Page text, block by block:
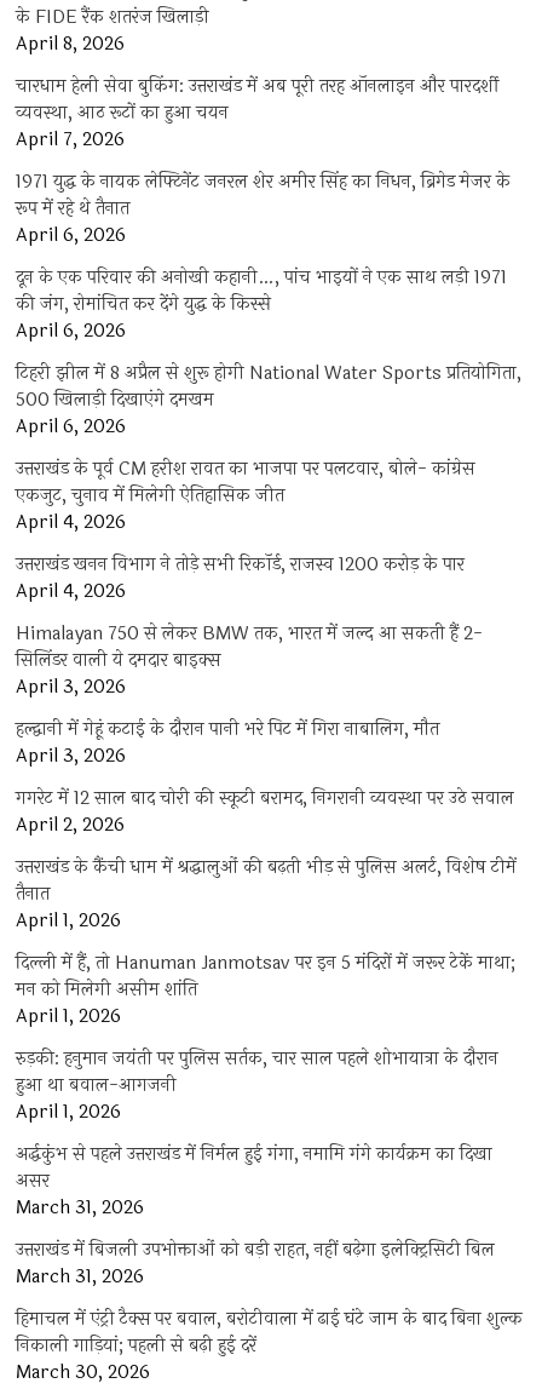
के FIDE रैंक शतरंज खिलाड़ी
April 8, 2026
चारधाम हेली सेवा बुकिंग: उत्तराखंड में अब पूरी तरह ऑनलाइन और पारदर्शी
व्यवस्था, आठ रूटों का हुआ चयन
April 7, 2026
1971 युद्ध के नायक लेफ्टिनेंट जनरल शेर अमीर सिंह का निधन, ब्रिगेड मेजर के
रूप में रहे थे तैनात
April 6, 2026
दून के एक परिवार की अनोखी कहानी…, पांच भाइयों ने एक साथ लड़ी 1971
की जंग, रोमांचित कर देंगे युद्ध के किस्से
April 6, 2026
टिहरी झील में 8 अप्रैल से शुरू होगी National Water Sports प्रतियोगिता,
500 खिलाड़ी दिखाएंगे दमखम
April 6, 2026
उत्तराखंड के पूर्व CM हरीश रावत का भाजपा पर पलटवार, बोले- कांग्रेस
एकजुट, चुनाव में मिलेगी ऐतिहासिक जीत
April 4, 2026
उत्तराखंड खनन विभाग ने तोड़े सभी रिकॉर्ड, राजस्व 1200 करोड़ के पार
April 4, 2026
Himalayan 750 से लेकर BMW तक, भारत में जल्द आ सकती हैं 2-
सिलिंडर वाली ये दमदार बाइक्स
April 3, 2026
हल्द्वानी में गेहूं कटाई के दौरान पानी भरे पिट में गिरा नाबालिग, मौत
April 3, 2026
गगरेट में 12 साल बाद चोरी की स्कूटी बरामद, निगरानी व्यवस्था पर उठे सवाल
April 2, 2026
उत्तराखंड के कैंची धाम में श्रद्धालुओं की बढ़ती भीड़ से पुलिस अलर्ट, विशेष टीमें
तैनात
April 1, 2026
दिल्ली में हैं, तो Hanuman Janmotsav पर इन 5 मंदिरों में जरूर टेकें माथा;
मन को मिलेगी असीम शांति
April 1, 2026
रुड़की: हनुमान जयंती पर पुलिस सर्तक, चार साल पहले शोभायात्रा के दौरान
हुआ था बवाल-आगजनी
April 1, 2026
अर्द्धकुंभ से पहले उत्तराखंड में निर्मल हुई गंगा, नमामि गंगे कार्यक्रम का दिखा
असर
March 31, 2026
उत्तराखंड में बिजली उपभोक्ताओं को बड़ी राहत, नहीं बढ़ेगा इलेक्ट्रिसिटी बिल
March 31, 2026
हिमाचल में एंट्री टैक्स पर बवाल, बरोटीवाला में ढाई घंटे जाम के बाद बिना शुल्क
निकाली गाड़ियां; पहली से बढ़ी हुई दरें
March 30, 2026